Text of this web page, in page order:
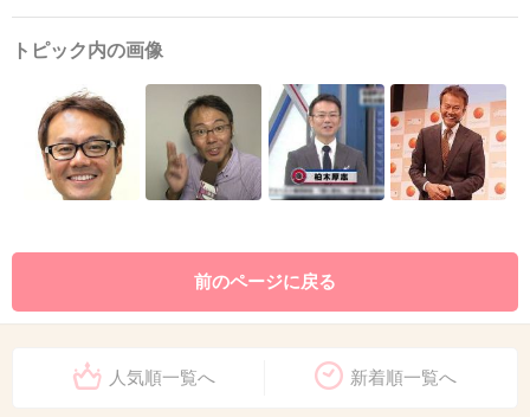
トピック内の画像
前のページに戻る
人気順一覧へ 新着順一覧へ